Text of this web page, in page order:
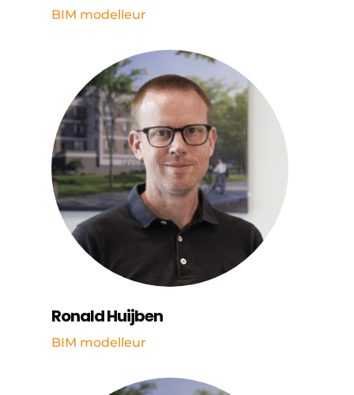
BIM modelleur
Ronald Huijben
BIM modelleur